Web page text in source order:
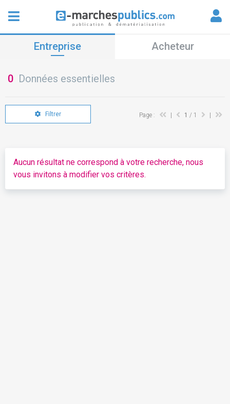
Entreprise Acheteur
0 Données essentielles
Filtrer Page : 1 / 1
Aucun résultat ne correspond à votre recherche, nous
vous invitons à modifier vos critères.